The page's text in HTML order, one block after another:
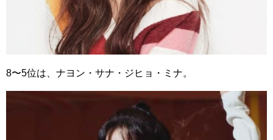
8〜5位は、ナヨン・サナ・ジヒョ・ミナ。